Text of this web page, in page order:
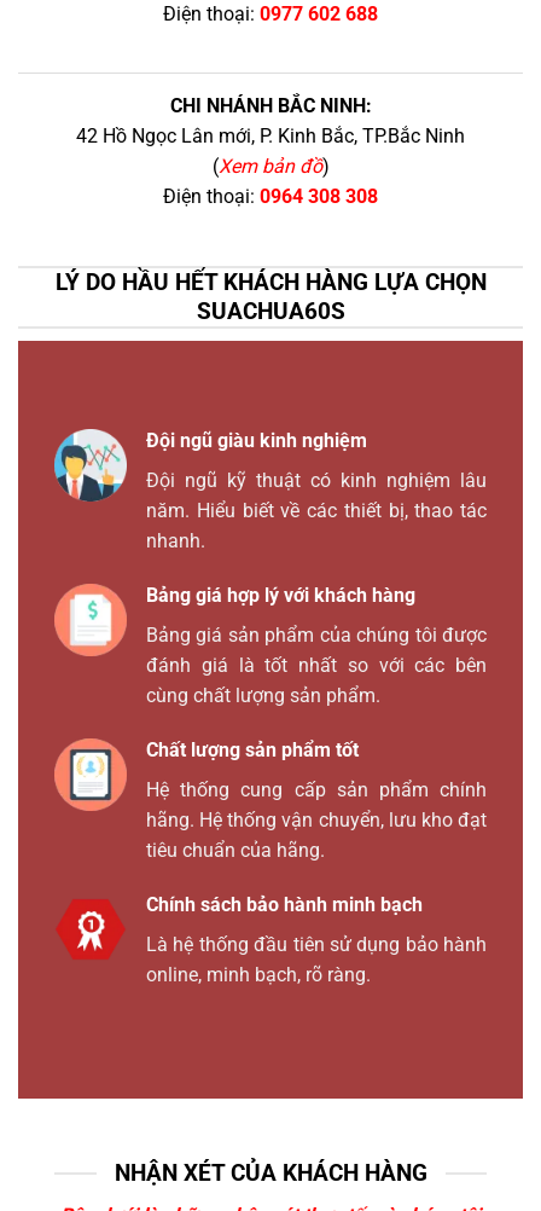
Điện thoại: 0977 602 688
CHI NHÁNH BẮC NINH:
42 Hồ Ngọc Lân mới, P. Kinh Bắc, TP.Bắc Ninh
(Xem bản đồ)
Điện thoại: 0964 308 308
LÝ DO HẦU HẾT KHÁCH HÀNG LỰA CHỌN
SUACHUA60S
Đội ngũ giàu kinh nghiệm
Đội ngũ kỹ thuật có kinh nghiệm lâu
năm. Hiểu biết về các thiết bị, thao tác
nhanh.
Bảng giá hợp lý với khách hàng
Bảng giá sản phẩm của chúng tôi được
đánh giá là tốt nhất so với các bên
cùng chất lượng sản phẩm.
Chất lượng sản phẩm tốt
Hệ thống cung cấp sản phẩm chính
hãng. Hệ thống vận chuyển, lưu kho đạt
tiêu chuẩn của hãng.
Chính sách bảo hành minh bạch
Là hệ thống đầu tiên sử dụng bảo hành
online, minh bạch, rõ ràng.
NHẬN XÉT CỦA KHÁCH HÀNG